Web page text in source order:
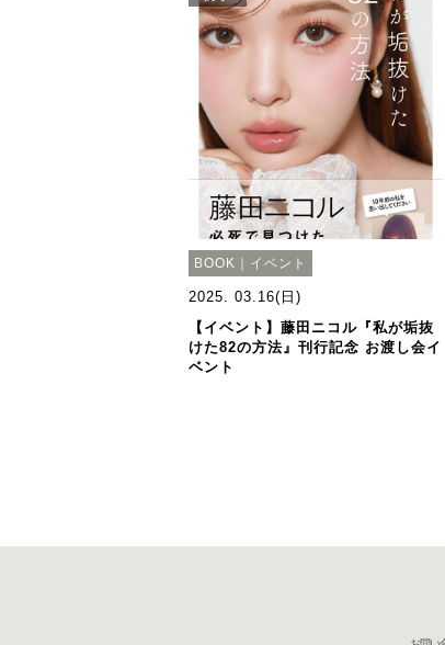
BOOK｜イベント
2025. 03.16(日)
【イベント】藤田ニコル『私が垢抜
けた82の方法』刊行記念 お渡し会イ
ベント